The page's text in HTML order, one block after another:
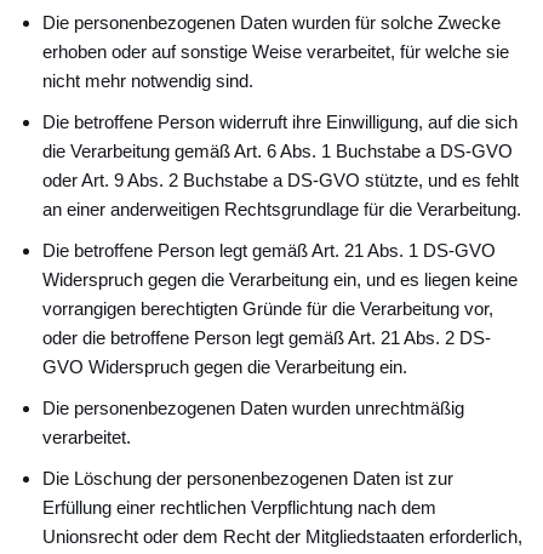
Die personenbezogenen Daten wurden für solche Zwecke
erhoben oder auf sonstige Weise verarbeitet, für welche sie
nicht mehr notwendig sind.
Die betroffene Person widerruft ihre Einwilligung, auf die sich
die Verarbeitung gemäß Art. 6 Abs. 1 Buchstabe a DS-GVO
oder Art. 9 Abs. 2 Buchstabe a DS-GVO stützte, und es fehlt
an einer anderweitigen Rechtsgrundlage für die Verarbeitung.
Die betroffene Person legt gemäß Art. 21 Abs. 1 DS-GVO
Widerspruch gegen die Verarbeitung ein, und es liegen keine
vorrangigen berechtigten Gründe für die Verarbeitung vor,
oder die betroffene Person legt gemäß Art. 21 Abs. 2 DS-
GVO Widerspruch gegen die Verarbeitung ein.
Die personenbezogenen Daten wurden unrechtmäßig
verarbeitet.
Die Löschung der personenbezogenen Daten ist zur
Erfüllung einer rechtlichen Verpflichtung nach dem
Unionsrecht oder dem Recht der Mitgliedstaaten erforderlich,